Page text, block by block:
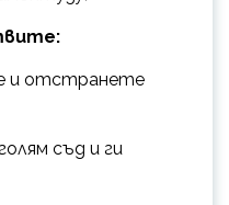
и отстранете
съд и ги